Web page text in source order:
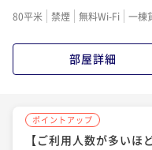
二食付き 現地決済可
80平米 禁煙 無料Wi-Fi 一棟
部屋詳細
ポイントアップ
【ご利用人数が多い